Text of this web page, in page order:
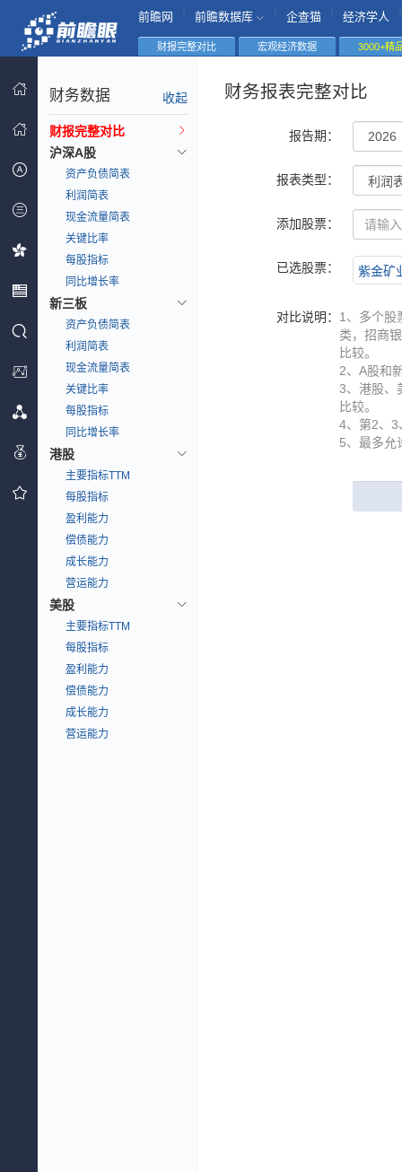
前瞻网 前瞻数据库 企查猫 经济学人
财报完整对比 宏观经济数据 3000+精
财务数据 收起
财报完整对比
沪深A股
资产负债简表
利润简表
现金流量简表
关键比率
每股指标
同比增长率
新三板
资产负债简表
利润简表
现金流量简表
关键比率
每股指标
同比增长率
港股
主要指标TTM
每股指标
盈利能力
偿债能力
成长能力
营运能力
美股
主要指标TTM
每股指标
盈利能力
偿债能力
成长能力
营运能力
财务报表完整对比
报告期：
报表类型：
添加股票：
已选股票： 紫金矿
对比说明： 1、多个股
类，招商
比较。
2、A股和
3、港股、
比较。
4、第2、3
5、最多允